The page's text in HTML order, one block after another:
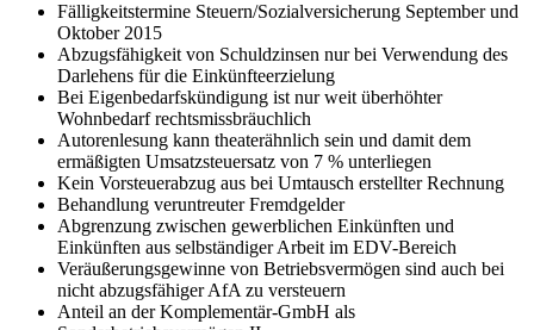
Fälligkeitstermine Steuern/Sozialversicherung September und
Oktober 2015
Abzugsfähigkeit von Schuldzinsen nur bei Verwendung des
Darlehens für die Einkünfteerzielung
Bei Eigenbedarfskündigung ist nur weit überhöhter
Wohnbedarf rechtsmissbräuchlich
Autorenlesung kann theaterähnlich sein und damit dem
ermäßigten Umsatzsteuersatz von 7 % unterliegen
Kein Vorsteuerabzug aus bei Umtausch erstellter Rechnung
Behandlung veruntreuter Fremdgelder
Abgrenzung zwischen gewerblichen Einkünften und
Einkünften aus selbständiger Arbeit im EDV-Bereich
Veräußerungsgewinne von Betriebsvermögen sind auch bei
nicht abzugsfähiger AfA zu versteuern
Anteil an der Komplementär-GmbH als